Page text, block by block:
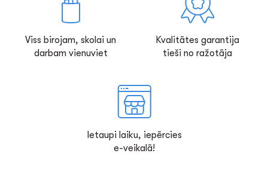
Viss birojam, skolai un
darbam vienuviet
Kvalitātes garantija
tieši no ražotāja
Ietaupi laiku, iepērcies
e-veikalā!